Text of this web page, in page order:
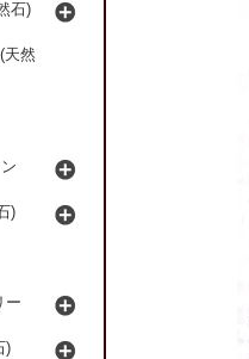
石)
天然
)
ー
)